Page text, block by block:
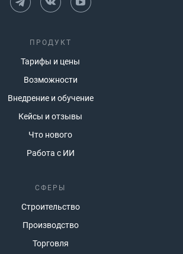
ПРОДУКТ
Тарифы и цены
Возможности
Внедрение и обучение
Кейсы и отзывы
Что нового
Работа с ИИ
СФЕРЫ
Строительство
Производство
Торговля